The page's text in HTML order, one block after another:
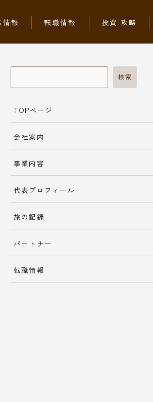
情報 転職情報 投資 攻略
検索
TOPページ
会社案内
事業内容
代表プロフィール
旅の記録
パートナー
転職情報